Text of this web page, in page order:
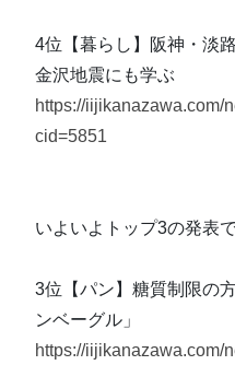
4位【暮らし】阪神・淡
金沢地震にも学ぶ
https://iijikanazawa.com/
cid=5851
いよいよトップ3の発表で
3位【パン】糖質制限の
ンベーグル」
https://iijikanazawa.com/